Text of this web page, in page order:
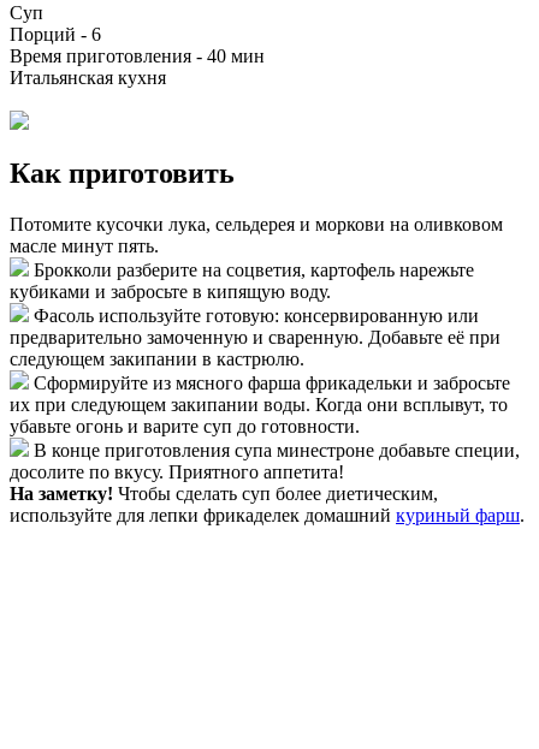
Суп
Порций - 6
Время приготовления - 40 мин
Итальянская кухня
Как приготовить
Потомите кусочки лука, сельдерея и моркови на оливковом
масле минут пять.
Брокколи разберите на соцветия, картофель нарежьте
кубиками и забросьте в кипящую воду.
Фасоль используйте готовую: консервированную или
предварительно замоченную и сваренную. Добавьте её при
следующем закипании в кастрюлю.
Сформируйте из мясного фарша фрикадельки и забросьте
их при следующем закипании воды. Когда они всплывут, то
убавьте огонь и варите суп до готовности.
В конце приготовления супа минестроне добавьте специи,
досолите по вкусу. Приятного аппетита!
На заметку! Чтобы сделать суп более диетическим,
используйте для лепки фрикаделек домашний куриный фарш.